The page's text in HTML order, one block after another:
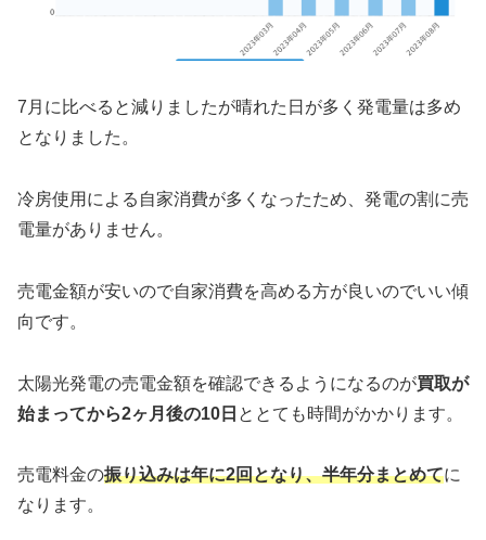
7月に比べると減りましたが晴れた日が多く発電量は多め
となりました。
冷房使用による自家消費が多くなったため、発電の割に売
電量がありません。
売電金額が安いので自家消費を高める方が良いのでいい傾
向です。
太陽光発電の売電金額を確認できるようになるのが買取が
始まってから2ヶ月後の10日 ととても時間がかかります。
売電料金の振り込みは年に2回となり、半年分まとめてに
なります。